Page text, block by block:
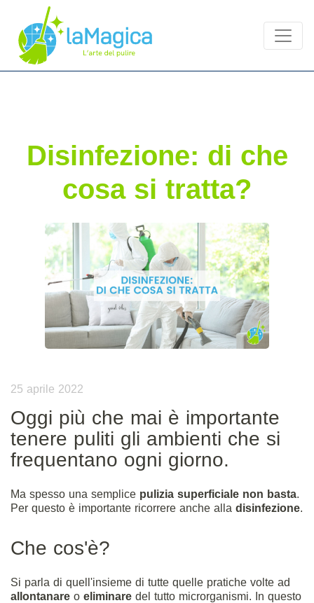
Disinfezione: di che
cosa si tratta?
25 aprile 2022
Oggi più che mai è importante
tenere puliti gli ambienti che si
frequentano ogni giorno.
Ma spesso una semplice pulizia superficiale non basta.
Per questo è importante ricorrere anche alla disinfezione.
Che cos'è?
Si parla di quell'insieme di tutte quelle pratiche volte ad
allontanare o eliminare del tutto microrganismi. In questo